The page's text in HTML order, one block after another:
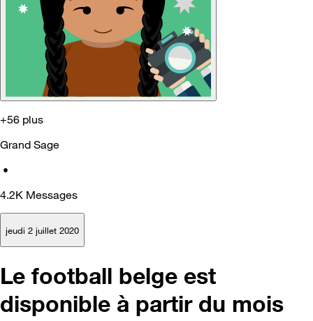
+56 plus
Grand Sage
•
4.2K Messages
jeudi 2 juillet 2020
Le football belge est
disponible à partir du mois